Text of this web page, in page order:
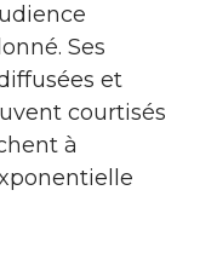
Ses
et
courtisés
à